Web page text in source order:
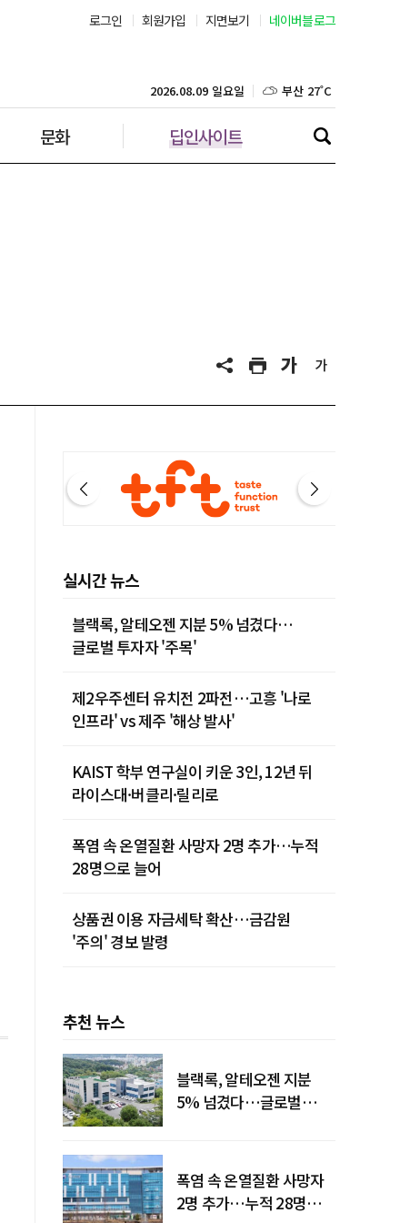
로그인 회원가입 지면보기 네이버블로그
문화 딥인사이트
2026.08.09 일요일 대구 26˚C
인천 26˚C
제주 27˚C
실시간 뉴스
블랙록, 알테오젠 지분 5% 넘겼다…
글로벌 투자자 '주목'
제2우주센터 유치전 2파전…고흥 '나로
인프라' vs 제주 '해상 발사'
KAIST 학부 연구실이 키운 3인, 12년 뒤
라이스대·버클리·릴리로
폭염 속 온열질환 사망자 2명 추가…누적
28명으로 늘어
상품권 이용 자금세탁 확산…금감원
'주의' 경보 발령
추천 뉴스
블랙록, 알테오젠 지분
5% 넘겼다…글로벌
폭염 속 온열질환 사망자
2명 추가…누적 28명으로